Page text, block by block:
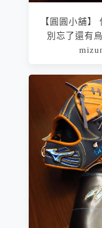
【圓圓小舖】
別忘了還有